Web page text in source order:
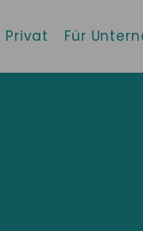
Privat Für